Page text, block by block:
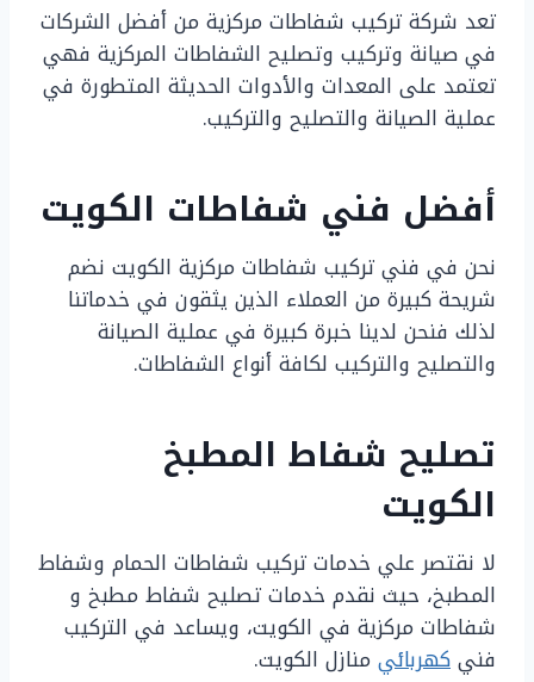
تعد شركة تركيب شفاطات مركزية من أفضل الشركات
في صيانة وتركيب وتصليح الشفاطات المركزية فهي
تعتمد على المعدات والأدوات الحديثة المتطورة في
عملية الصيانة والتصليح والتركيب.
أفضل فني شفاطات الكويت
نحن في فني تركيب شفاطات مركزية الكويت نضم
شريحة كبيرة من العملاء الذين يثقون في خدماتنا
لذلك فنحن لدينا خبرة كبيرة في عملية الصيانة
والتصليح والتركيب لكافة أنواع الشفاطات.
تصليح شفاط المطبخ
الكويت
لا نقتصر علي خدمات تركيب شفاطات الحمام وشفاط
المطبخ، حيث نقدم خدمات تصليح شفاط مطبخ و
شفاطات مركزية في الكويت، ويساعد في التركيب
فنيكهربائي منازل الكويت.